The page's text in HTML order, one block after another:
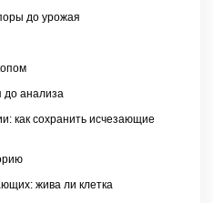
до урожая
до анализа
как сохранить исчезающие
жива ли клетка